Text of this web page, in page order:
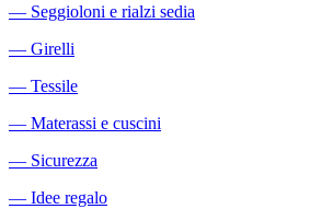
― Seggioloni e rialzi sedia
― Girelli
― Tessile
― Materassi e cuscini
― Sicurezza
― Idee regalo